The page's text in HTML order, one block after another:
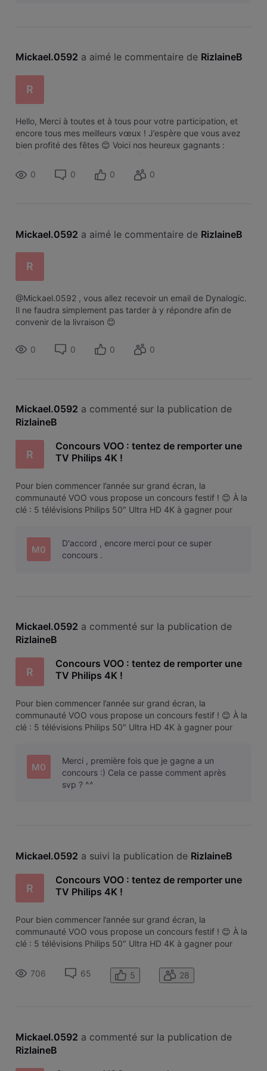
Mickael.0592 a aimé le commentaire de RizlaineB
R
Hello, Merci à toutes et à tous pour votre participation, et
encore tous mes meilleurs vœux ! J’espère que vous avez
bien profité des fêtes 😊 Voici nos heureux gagnants :
@Lindsayrug et @micorrado Félici
0 0 0 0
Mickael.0592 a aimé le commentaire de RizlaineB
R
@Mickael.0592 , vous allez recevoir un email de Dynalogic.
Il ne faudra simplement pas tarder à y répondre afin de
convenir de la livraison 😊
0 0 0 0
Mickael.0592 a commenté sur la publication de
RizlaineB
R
Concours VOO : tentez de remporter une
TV Philips 4K !
Pour bien commencer l’année sur grand écran, la
communauté VOO vous propose un concours festif ! 😊 À la
clé : 5 télévisions Philips 50″ Ultra HD 4K à gagner pour
véritable grand écran : ✔️ Écran
M0
D'accord , encore merci pour ce super
concours .
Mickael.0592 a commenté sur la publication de
RizlaineB
R
Concours VOO : tentez de remporter une
TV Philips 4K !
Pour bien commencer l’année sur grand écran, la
communauté VOO vous propose un concours festif ! 😊 À la
clé : 5 télévisions Philips 50″ Ultra HD 4K à gagner pour
véritable grand écran : ✔️ Écran
M0
Merci , première fois que je gagne a un
concours :) Cela ce passe comment après
svp ? ^^
Mickael.0592 a suivi la publication de RizlaineB
R
Concours VOO : tentez de remporter une
TV Philips 4K !
Pour bien commencer l’année sur grand écran, la
communauté VOO vous propose un concours festif ! 😊 À la
clé : 5 télévisions Philips 50″ Ultra HD 4K à gagner pour
gagnant remportera une TV Philips 50PUS7009/12, un
véritable grand écran : ✔️ Écran
706 65 5 28
Mickael.0592 a commenté sur la publication de
RizlaineB